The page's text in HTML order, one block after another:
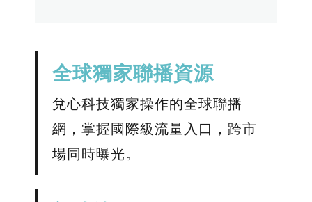
全球獨家聯播資源
兌心科技獨家操作的全球聯播
網，掌握國際級流量入口，跨市
場同時曝光。